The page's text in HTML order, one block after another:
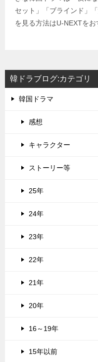
セット」「ブラインド」
を見る方法はU-NEXTをお
韓ドラブログ:カテゴリ
韓国ドラマ
感想
キャラクター
ストーリー等
25年
24年
23年
22年
21年
20年
16～19年
15年以前